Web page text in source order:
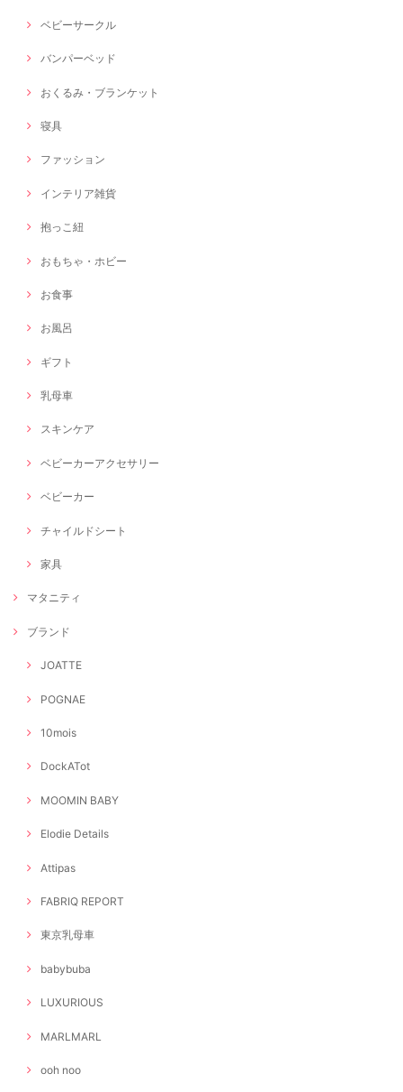
ベビーサークル
バンパーベッド
おくるみ・ブランケット
寝具
ファッション
インテリア雑貨
抱っこ紐
おもちゃ・ホビー
お食事
お風呂
ギフト
乳母車
スキンケア
ベビーカーアクセサリー
ベビーカー
チャイルドシート
家具
マタニティ
ブランド
JOATTE
POGNAE
10mois
DockATot
MOOMIN BABY
Elodie Details
Attipas
FABRIQ REPORT
東京乳母車
babybuba
LUXURIOUS
MARLMARL
ooh noo